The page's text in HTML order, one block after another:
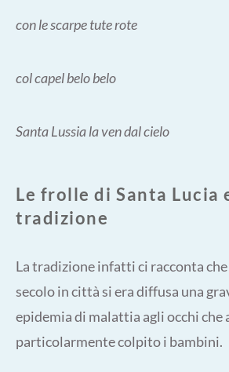
con le scarpe tute rote
col capel belo belo
Santa Lussia la ven dal cielo
Le frolle di Santa Lucia
tradizione
La tradizione infatti ci racconta che
secolo in città si era diffusa una
epidemia di malattia agli occhi che
particolarmente colpito i bambini.